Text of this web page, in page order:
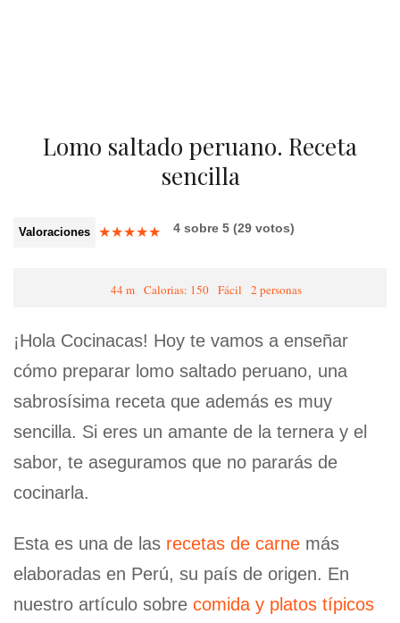
Lomo saltado peruano. Receta
sencilla
Valoraciones ★★★★★ 4 sobre 5 (29 votos)
44 m Calorias: 150 Fácil 2 personas
¡Hola Cocinacas! Hoy te vamos a enseñar
cómo preparar lomo saltado peruano, una
sabrosísima receta que además es muy
sencilla. Si eres un amante de la ternera y el
sabor, te aseguramos que no pararás de
cocinarla.
Esta es una de las recetas de carne más
elaboradas en Perú, su país de origen. En
nuestro artículo sobre comida y platos típicos